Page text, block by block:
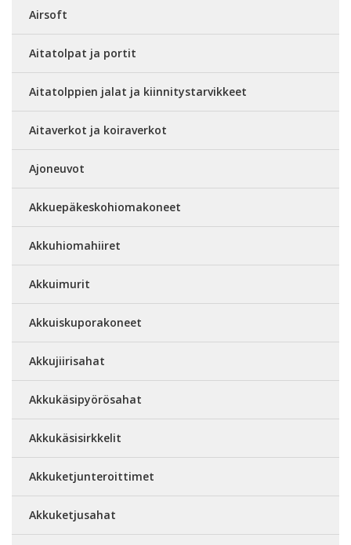
Airsoft
Aitatolpat ja portit
Aitatolppien jalat ja kiinnitystarvikkeet
Aitaverkot ja koiraverkot
Ajoneuvot
Akkuepäkeskohiomakoneet
Akkuhiomahiiret
Akkuimurit
Akkuiskuporakoneet
Akkujiirisahat
Akkukäsipyörösahat
Akkukäsisirkkelit
Akkuketjunteroittimet
Akkuketjusahat